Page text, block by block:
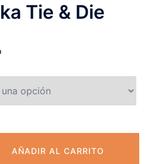
Tie & Die
AÑADIR AL CARRITO